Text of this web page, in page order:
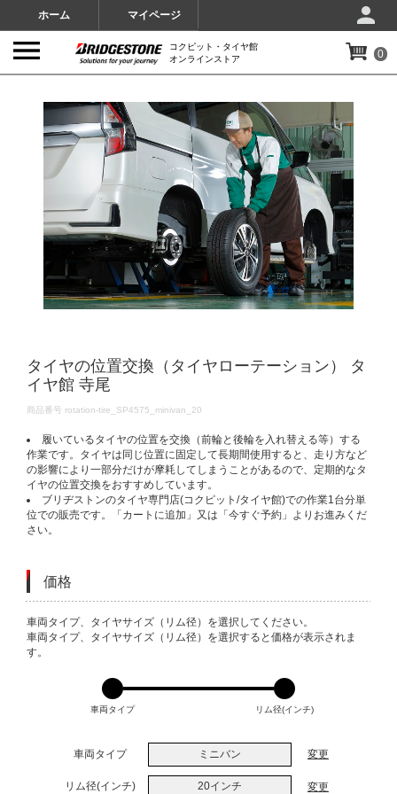
ホーム マイページ
コクピット・タイヤ館
オンラインストア
0
タイヤの位置交換（タイヤローテーション） タ
イヤ館 寺尾
DETAILS
商品番号 rotation-tire_SP4575_minivan_20
履いているタイヤの位置を交換（前輪と後輪を入れ替える等）する
作業です。タイヤは同じ位置に固定して長期間使用すると、走り方など
の影響により一部分だけが摩耗してしまうことがあるので、定期的なタ
イヤの位置交換をおすすめしています。
ブリヂストンのタイヤ専門店(コクピット/タイヤ館)での作業1台分単
位での販売です。「カートに追加」又は「今すぐ予約」よりお進みくだ
さい。
価格
VARIATIONS
車両タイプ、タイヤサイズ（リム径）を選択してください。
車両タイプ、タイヤサイズ（リム径）を選択すると価格が表示されま
す。
車両タイプ リム径(インチ)
車両タイプ ミニバン 変更
リム径(インチ) 20インチ 変更